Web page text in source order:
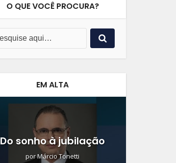
O QUE VOCÊ PROCURA?
EM ALTA
Do sonho à jubilação
porMárcio Tonetti